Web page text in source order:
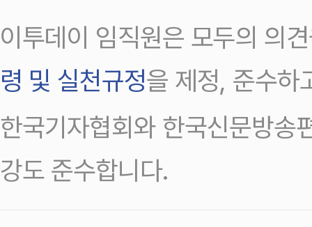
이투데이 임직원은 모두의 의
령 및 실천규정을 제정, 준수하
한국기자협회와 한국신문방송
강도 준수합니다.